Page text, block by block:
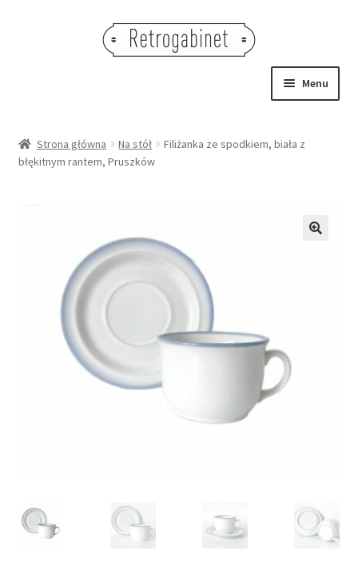
Menu
OBRAZY
OŚWIETLENIE
Strona główna Na stół
Filiżanka ze spodkiem, biała z
błękitnym rantem, Pruszków